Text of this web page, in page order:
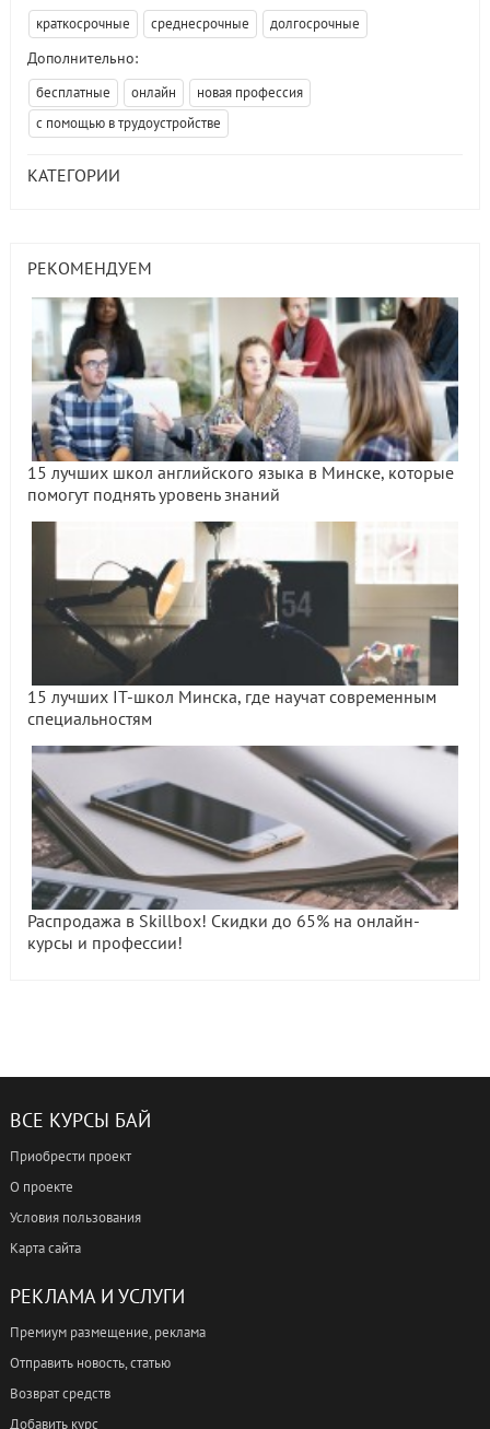
краткосрочные среднесрочные долгосрочные
Дополнительно:
бесплатные онлайн
новая профессия
с помощью в трудоустройстве
КАТЕГОРИИ
РЕКОМЕНДУЕМ
15 лучших школ английского языка в Минске, которые
помогут поднять уровень знаний
15 лучших IT-школ Минска, где научат современным
специальностям
Распродажа в Skillbox! Скидки до 65% на онлайн-
курсы и профессии!
ВСЕ КУРСЫ БАЙ
Приобрести проект
О проекте
Условия пользования
Карта сайта
РЕКЛАМА И УСЛУГИ
Премиум размещение, реклама
Отправить новость, статью
Возврат средств
Добавить курс